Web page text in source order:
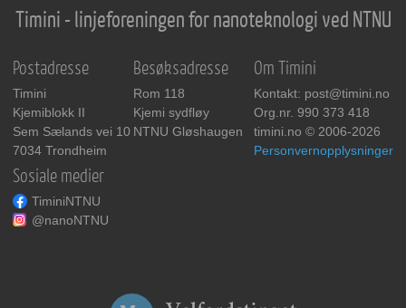
Timini - linjeforeningen for nanoteknologi ved NTNU
Postadresse
Timini
Kjemiblokk II
Sem Sælands vei 10
7034 Trondheim
Besøksadresse
Rom 118
Kjemi sydfløy
NTNU Gløshaugen
Om Timini
Kontakt: post@timini.no
Org.nr. 990 373 418
timini.no © 2006-2026
Personvernopplysninger
Sosiale medier
TiminiNTNU
@nanoNTNU